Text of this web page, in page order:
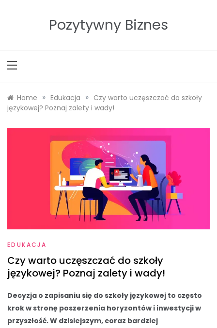
Pozytywny Biznes
Home » Edukacja » Czy warto uczęszczać do szkoły
językowej? Poznaj zalety i wady!
EDUKACJA
Czy warto uczęszczać do szkoły
językowej? Poznaj zalety i wady!
Decyzja o zapisaniu się do szkoły językowej to często
krok w stronę poszerzenia horyzontów i inwestycji w
przyszłość. W dzisiejszym, coraz bardziej